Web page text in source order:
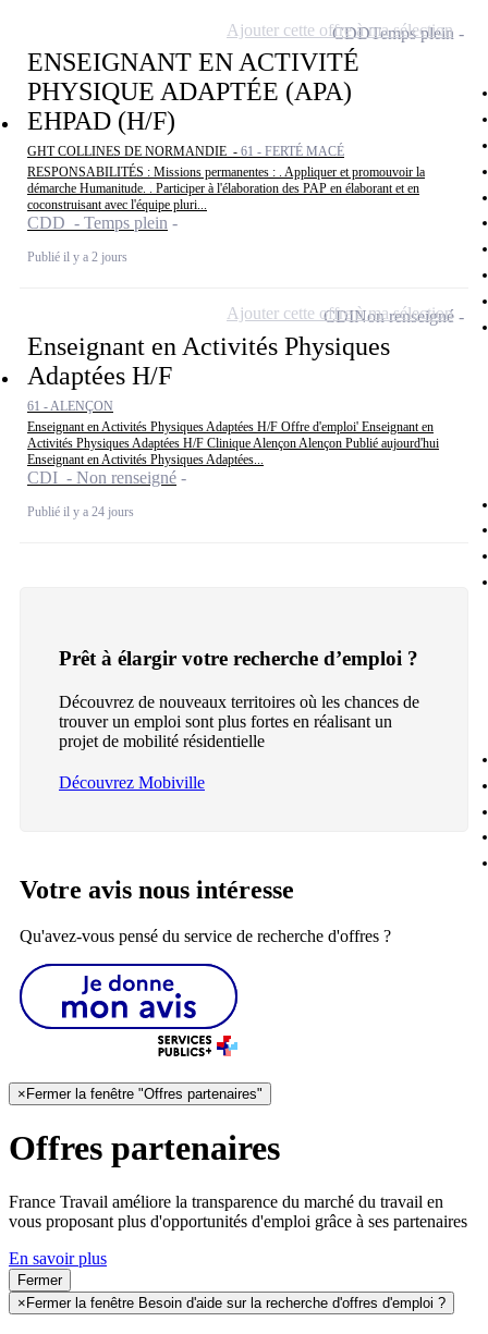
ENSEIGNANT EN ACTIVITÉ
PHYSIQUE ADAPTÉE (APA)
EHPAD (H/F)
GHT COLLINES DE NORMANDIE - 61 - FERTÉ MACÉ
RESPONSABILITÉS : Missions permanentes : . Appliquer et promouvoir la
démarche Humanitude. . Participer à l'élaboration des PAP en élaborant et en
coconstruisant avec l'équipe pluri...
CDD - Temps plein
Publié il y a 2 jours
CDDTemps plein
Ajouter cette offre à ma sélection
Enseignant en Activités Physiques
Adaptées H/F
61 - ALENÇON
Enseignant en Activités Physiques Adaptées H/F Offre d'emploi' Enseignant en
Activités Physiques Adaptées H/F Clinique Alençon Alençon Publié aujourd'hui
Enseignant en Activités Physiques Adaptées...
CDI - Non renseigné
Publié il y a 24 jours
CDINon renseigné
Ajouter cette offre à ma sélection
Prêt à élargir votre recherche d’emploi ?
Découvrez de nouveaux territoires où les chances de
trouver un emploi sont plus fortes en réalisant un
projet de mobilité résidentielle
Découvrez Mobiville
Votre avis nous intéresse
Qu'avez-vous pensé du service de recherche d'offres ?
× Fermer la fenêtre "Offres partenaires"
Offres partenaires
France Travail améliore la transparence du marché du travail en
vous proposant plus d'opportunités d'emploi grâce à ses partenaires
En savoir plus
Fermer
× Fermer la fenêtre Besoin d'aide sur la recherche d'offres d'emploi ?